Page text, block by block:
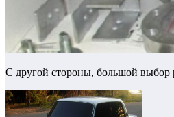
С другой стороны, большой выбор